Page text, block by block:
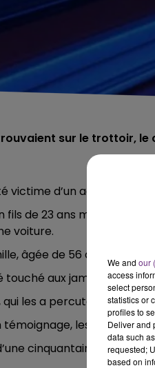
sur le trottoir,
victime d’un accident la
fils de 23 ans marchaient
voiture.
âgée de 56 ans, a été
touché aux jambes, alors
qui les a percutés, ne s’est
témoignage, les policiers
cinquantaine
We and our
access
select
statistics or
profiles to
Deliver and
data such
requested;
based on